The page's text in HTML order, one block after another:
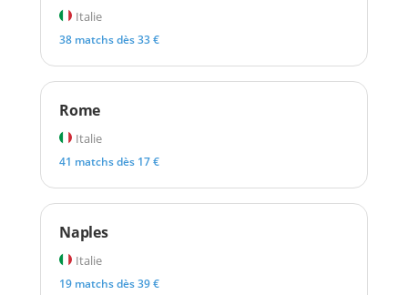
Italie
38 matchs dès 33 €
Rome
Italie
41 matchs dès 17 €
Naples
Italie
19 matchs dès 39 €